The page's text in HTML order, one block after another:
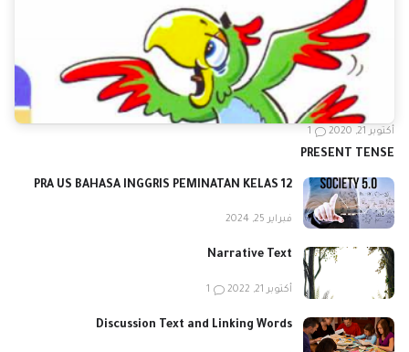
PRESENT TENSE
أكتوبر 21, 2020 1
PRA US BAHASA INGGRIS PEMINATAN KELAS 12
فبراير 25, 2024
Narrative Text
أكتوبر 21, 2022 1
Discussion Text and Linking Words